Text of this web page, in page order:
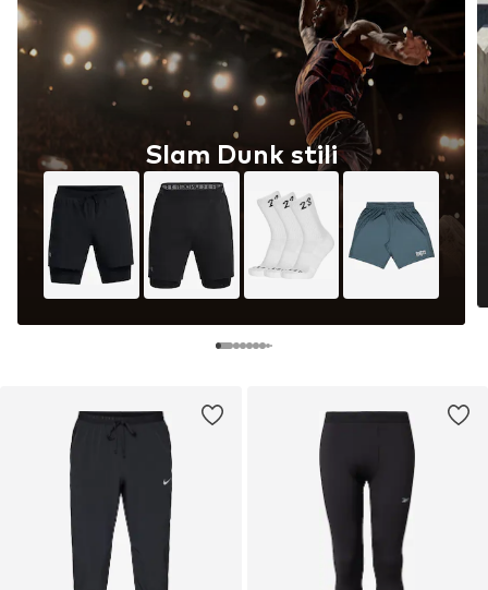
Slam Dunk stili